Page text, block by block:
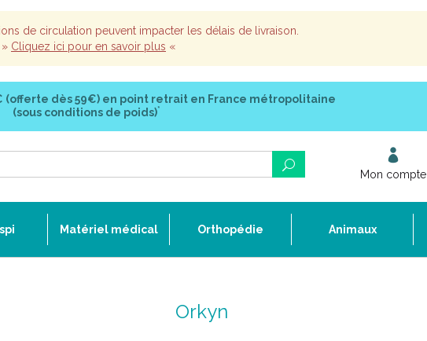
de circulation peuvent impacter les délais de livraison.
» Cliquez ici pour en savoir plus «
(offerte dès 59€) en point retrait en France métropolitaine
(sous conditions de poids)*
Mon compte
Matériel médical Orthopédie Animaux
Orkyn